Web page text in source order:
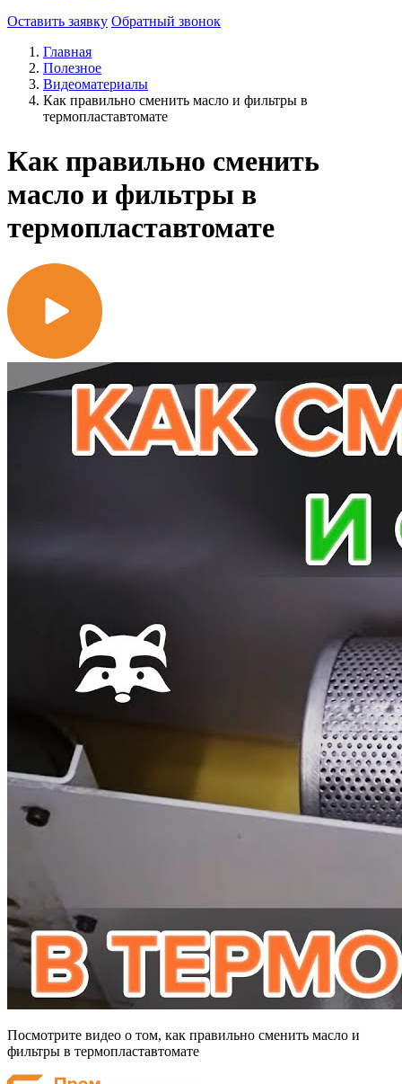
Оставить заявку Обратный звонок
Главная
Полезное
Видеоматериалы
Как правильно сменить масло и фильтры в
термопластавтомате
Как правильно сменить
масло и фильтры в
термопластавтомате
Посмотрите видео о том, как правильно сменить масло и
фильтры в термопластавтомате